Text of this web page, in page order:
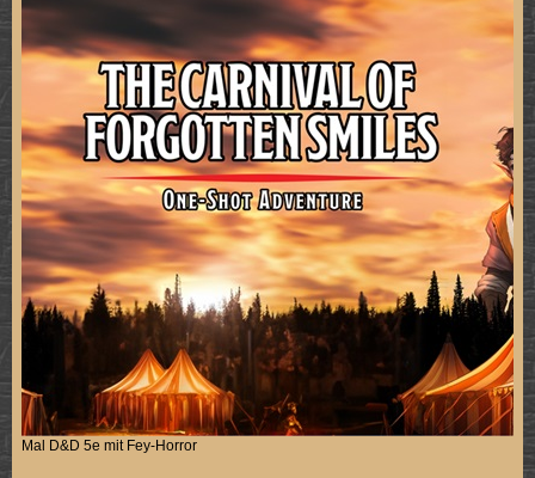
Mal D&D 5e mit Fey-Horror